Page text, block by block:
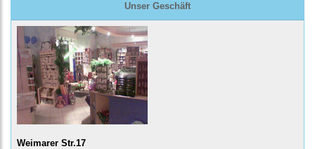
Unser Geschäft
Weimarer Str.17